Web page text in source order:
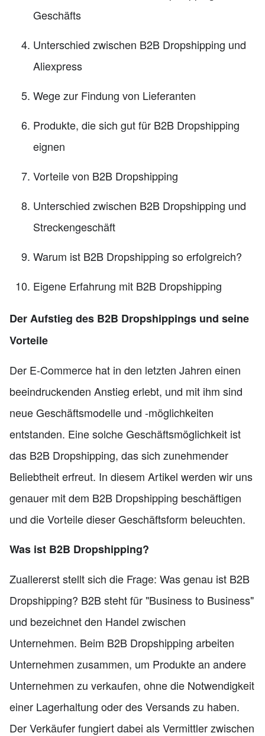
Geschäfts
Unterschied zwischen B2B Dropshipping und
Aliexpress
Wege zur Findung von Lieferanten
Produkte, die sich gut für B2B Dropshipping
eignen
Vorteile von B2B Dropshipping
Unterschied zwischen B2B Dropshipping und
Streckengeschäft
Warum ist B2B Dropshipping so erfolgreich?
Eigene Erfahrung mit B2B Dropshipping
Der Aufstieg des B2B Dropshippings und seine
Vorteile
Der E-Commerce hat in den letzten Jahren einen
beeindruckenden Anstieg erlebt, und mit ihm sind
neue Geschäftsmodelle und -möglichkeiten
entstanden. Eine solche Geschäftsmöglichkeit ist
das B2B Dropshipping, das sich zunehmender
Beliebtheit erfreut. In diesem Artikel werden wir uns
genauer mit dem B2B Dropshipping beschäftigen
und die Vorteile dieser Geschäftsform beleuchten.
Was ist B2B Dropshipping?
Zuallererst stellt sich die Frage: Was genau ist B2B
Dropshipping? B2B steht für "Business to Business"
und bezeichnet den Handel zwischen
Unternehmen. Beim B2B Dropshipping arbeiten
Unternehmen zusammen, um Produkte an andere
Unternehmen zu verkaufen, ohne die Notwendigkeit
einer Lagerhaltung oder des Versands zu haben.
Der Verkäufer fungiert dabei als Vermittler zwischen